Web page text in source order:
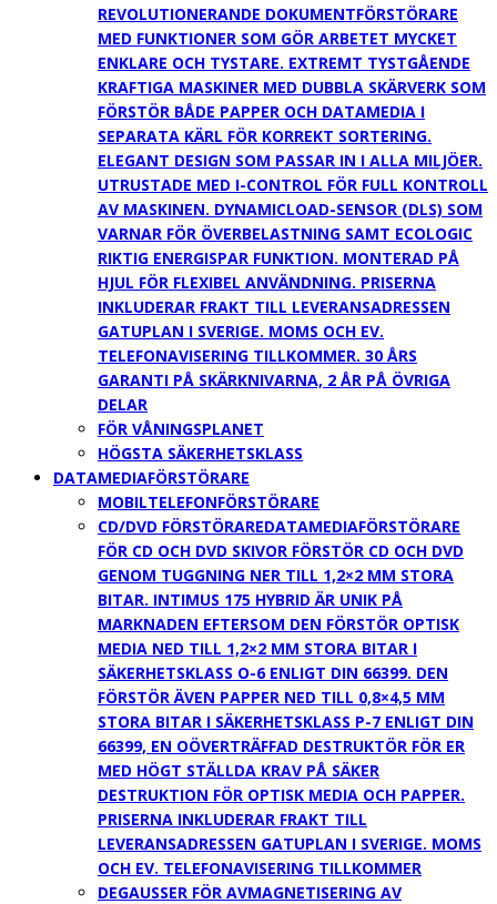
REVOLUTIONERANDE DOKUMENTFÖRSTÖRARE
MED FUNKTIONER SOM GÖR ARBETET MYCKET
ENKLARE OCH TYSTARE. EXTREMT TYSTGÅENDE
KRAFTIGA MASKINER MED DUBBLA SKÄRVERK SOM
FÖRSTÖR BÅDE PAPPER OCH DATAMEDIA I
SEPARATA KÄRL FÖR KORREKT SORTERING.
ELEGANT DESIGN SOM PASSAR IN I ALLA MILJÖER.
UTRUSTADE MED I-CONTROL FÖR FULL KONTROLL
AV MASKINEN. DYNAMICLOAD-SENSOR (DLS) SOM
VARNAR FÖR ÖVERBELASTNING SAMT ECOLOGIC
RIKTIG ENERGISPAR FUNKTION. MONTERAD PÅ
HJUL FÖR FLEXIBEL ANVÄNDNING. PRISERNA
INKLUDERAR FRAKT TILL LEVERANSADRESSEN
GATUPLAN I SVERIGE. MOMS OCH EV.
TELEFONAVISERING TILLKOMMER. 30 ÅRS
GARANTI PÅ SKÄRKNIVARNA, 2 ÅR PÅ ÖVRIGA
DELAR
FÖR VÅNINGSPLANET
HÖGSTA SÄKERHETSKLASS
DATAMEDIAFÖRSTÖRARE
MOBILTELEFONFÖRSTÖRARE
CD/DVD FÖRSTÖRAREDATAMEDIAFÖRSTÖRARE
FÖR CD OCH DVD SKIVOR FÖRSTÖR CD OCH DVD
GENOM TUGGNING NER TILL 1,2×2 MM STORA
BITAR. INTIMUS 175 HYBRID ÄR UNIK PÅ
MARKNADEN EFTERSOM DEN FÖRSTÖR OPTISK
MEDIA NED TILL 1,2×2 MM STORA BITAR I
SÄKERHETSKLASS O-6 ENLIGT DIN 66399. DEN
FÖRSTÖR ÄVEN PAPPER NED TILL 0,8×4,5 MM
STORA BITAR I SÄKERHETSKLASS P-7 ENLIGT DIN
66399, EN OÖVERTRÄFFAD DESTRUKTÖR FÖR ER
MED HÖGT STÄLLDA KRAV PÅ SÄKER
DESTRUKTION FÖR OPTISK MEDIA OCH PAPPER.
PRISERNA INKLUDERAR FRAKT TILL
LEVERANSADRESSEN GATUPLAN I SVERIGE. MOMS
OCH EV. TELEFONAVISERING TILLKOMMER
DEGAUSSER FÖR AVMAGNETISERING AV